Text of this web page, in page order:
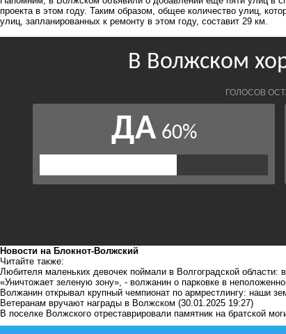
проекта в этом году. Таким образом, общее количество улиц,
улиц, запланированных к ремонту в этом году, составит 29 км.
Новости на Блoкнoт-Волжский
Читайте также:
Любителя маленьких девочек поймали в Волгоградской области:
«Уничтожает зеленую зону», - волжанин о парковке в
Волжанин открывал крупный чемпионат по армрестлингу: наши
Ветеранам вручают награды в Волжском (30.01.2025 19:27)
В поселке Волжского отреставрировали памятник на братской